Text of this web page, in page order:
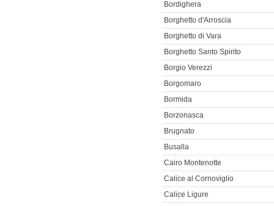
Bordighera
Borghetto d'Arroscia
Borghetto di Vara
Borghetto Santo Spirito
Borgio Verezzi
Borgomaro
Bormida
Borzonasca
Brugnato
Busalla
Cairo Montenotte
Calice al Cornoviglio
Calice Ligure